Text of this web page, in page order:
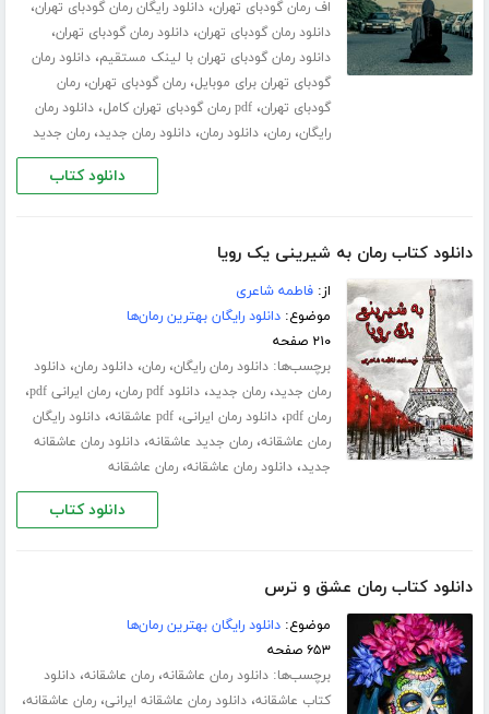
اف رمان گودبای تهران،دانلود رایگان رمان گودبای تهران،
دانلود رمان گودبای تهران،دانلود رمان گودبای تهران،
دانلود رمان گودبای تهران با لینک مستقیم،دانلود رمان
گودبای تهران برای موبایل،رمان گودبای تهران،رمان
گودبای تهران،pdf رمان گودبای تهران کامل ،دانلود رمان
رایگان،رمان،دانلود رمان،دانلود رمان جدید،رمان جدید
دانلود کتاب
دانلود کتاب رمان به شیرینی یک رویا
از:فاطمه شاعری
موضوع:دانلود رایگان بهترین رمان‌ها
۲۱۰ صفحه
برچسب‌ها:دانلود رمان رایگان،رمان،دانلود رمان،دانلود
رمان جدید،رمان جدید،دانلود pdf رمان ،رمان ایرانی pdf ،
رمان pdf ،دانلود رمان ایرانی،pdf عاشقانه ،دانلود رایگان
رمان عاشقانه،رمان جدید عاشقانه،دانلود رمان عاشقانه
جدید،دانلود رمان عاشقانه،رمان عاشقانه
دانلود کتاب
دانلود کتاب رمان عشق و ترس
موضوع:دانلود رایگان بهترین رمان‌ها
۶۵۳ صفحه
برچسب‌ها:دانلود رمان عاشقانه،رمان عاشقانه،دانلود
کتاب عاشقانه،دانلود رمان عاشقانه ایرانی،رمان عاشقانه،